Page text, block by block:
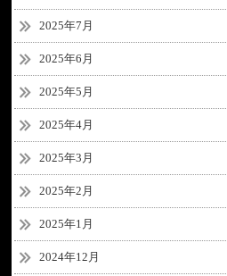
2025年7月
2025年6月
2025年5月
2025年4月
2025年3月
2025年2月
2025年1月
2024年12月